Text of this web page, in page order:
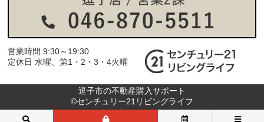
営業時間 9:30～19:30
定休日 水曜、第1・2・3・4火曜
逗子市の不動産購入サポート
©センチュリー21リビングライフ